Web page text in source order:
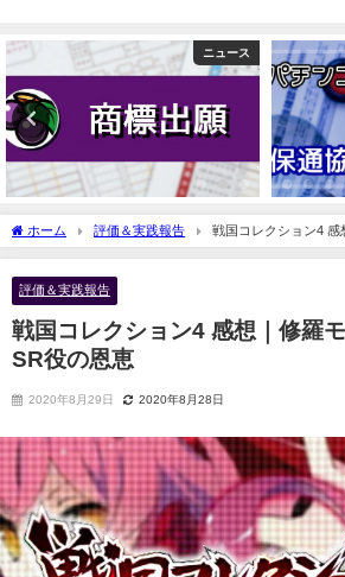
ニュース
ホーム 評価＆実践報告
戦国コレクション4 感
役の恩恵
評価＆実践報告
戦国コレクション4 感想｜修羅
SR役の恩恵
2020年8月29日 2020年8月28日